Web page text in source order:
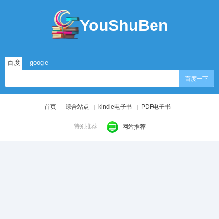
YouShuBen
百度 google
百度一下
首页 综合站点 kindle电子书 PDF电子书
特别推荐 网站推荐